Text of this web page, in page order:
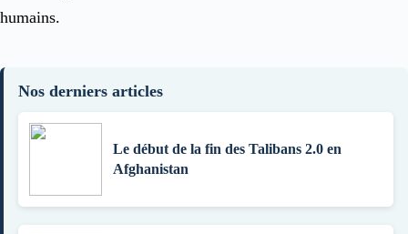
humains.
Nos derniers articles
Le début de la fin des Talibans 2.0 en
Afghanistan